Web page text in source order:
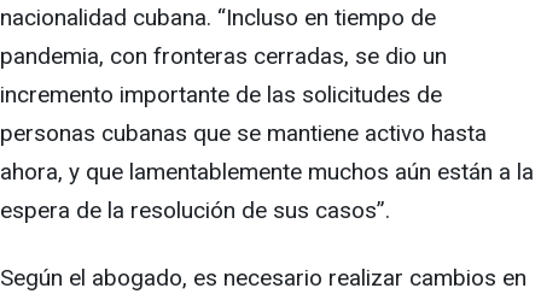
nacionalidad cubana. “Incluso en tiempo de
pandemia, con fronteras cerradas, se dio un
incremento importante de las solicitudes de
personas cubanas que se mantiene activo hasta
ahora, y que lamentablemente muchos aún están a la
espera de la resolución de sus casos”.
Según el abogado, es necesario realizar cambios en